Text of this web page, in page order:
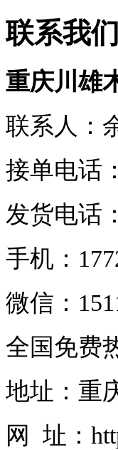
联系我们
重庆川雄
联系人：
接单电话
发货电话
手机：
微信：
全国免费
地址：重
网 址：